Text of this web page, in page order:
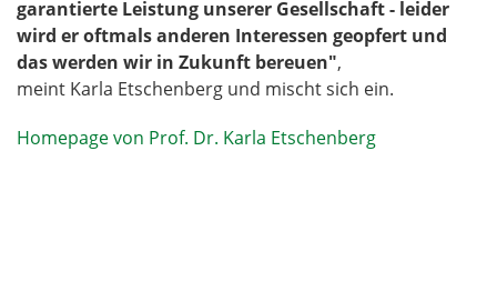
garantierte Leistung unserer Gesellschaft - leider
wird er oftmals anderen Interessen geopfert und
das werden wir in Zukunft bereuen",
meint Karla Etschenberg und mischt sich ein.
Homepage von Prof. Dr. Karla Etschenberg